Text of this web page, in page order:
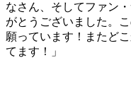
なさん、そしてファン
がとうございました。
願っています！またど
てます！」